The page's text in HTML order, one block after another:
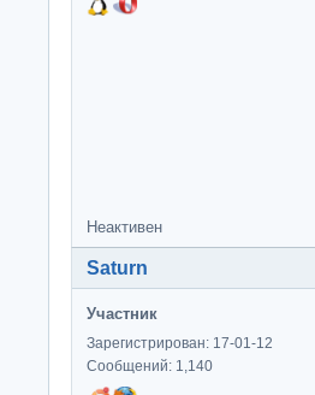
Неактивен
Saturn
Участник
Зарегистрирован: 17-01-12
Сообщений: 1,140